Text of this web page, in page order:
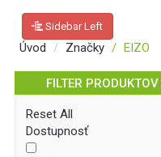
Sidebar Left
Úvod Značky EIZO
FILTER PRODUKTOV
Reset All
Dostupnosť